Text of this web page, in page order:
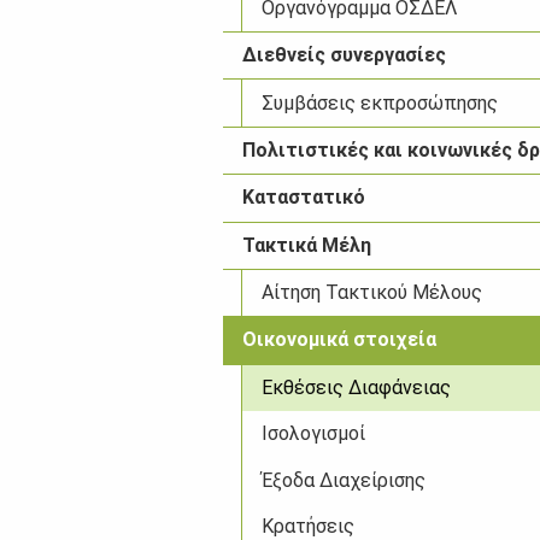
Οργανόγραμμα ΟΣΔΕΛ
Διεθνείς συνεργασίες
Συμβάσεις εκπροσώπησης
Πολιτιστικές και κοινωνικές
Καταστατικό
Τακτικά Μέλη
Αίτηση Τακτικού Μέλους
Οικονομικά στοιχεία
Εκθέσεις Διαφάνειας
Ισολογισμοί
Έξοδα Διαχείρισης
Κρατήσεις